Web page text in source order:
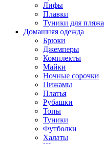
Лифы
Плавки
Туники для пляжа
Домашняя одежда
Брюки
Джемперы
Комплекты
Майки
Ночные сорочки
Пижамы
Платья
Рубашки
Топы
Туники
Футболки
Халаты